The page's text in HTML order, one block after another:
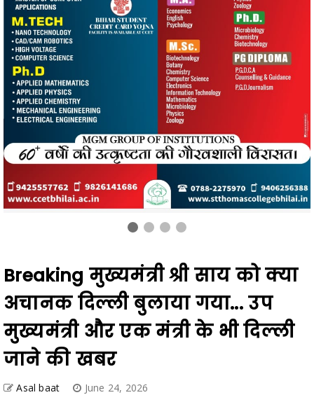
Breaking मुख्यमंत्री श्री साय को क्या
अचानक दिल्ली बुलाया गया... उप
मुख्यमंत्री और एक मंत्री के भी दिल्ली
जाने की खबर
Asal baat